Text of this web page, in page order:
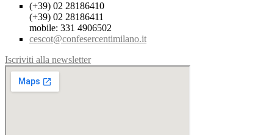
(+39) 02 28186410
(+39) 02 28186411
mobile: 331 4906502
cescot@confesercentimilano.it
Iscriviti alla newsletter